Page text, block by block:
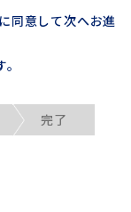
同意して次へお進
完了